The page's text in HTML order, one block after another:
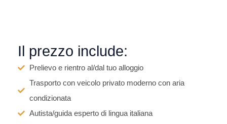
Il prezzo include:
Prelievo e rientro al/dal tuo alloggio
Trasporto con veicolo privato moderno con aria
condizionata
Autista/guida esperto di lingua italiana